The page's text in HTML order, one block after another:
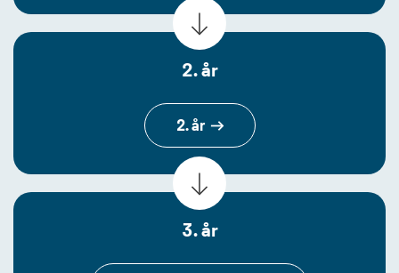
2. år
2. år
3. år